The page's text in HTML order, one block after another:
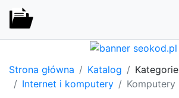
Strona główna Katalog
Kategorie
Internet i komputery
Komputery